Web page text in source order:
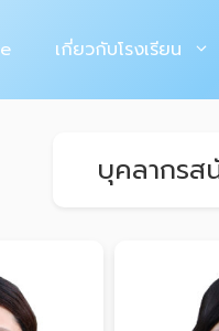
เกี่ยวกับโรงเรียน
บุคลากรส